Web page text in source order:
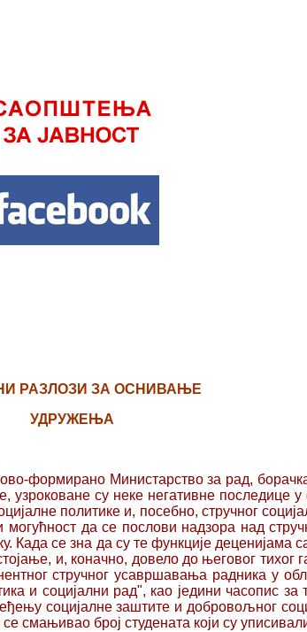
РАЗЛОЗИ ЗА ОСНИВАЊЕ
УДРУЖЕЊА
формирано Министарство за рад,
узроковане су неке негативне последице
политике и, посебно, стручног
да се послови надзора над
Када се зна да су те функције
и, коначно, довело до његовог
стручног усавршавања радника у
и социјални рад", као једини часопис за
социјалне заштите и добровољног
смањивао број студената који су